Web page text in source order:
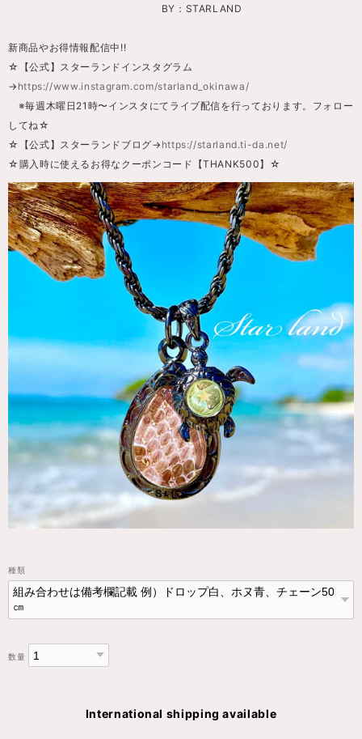
BY：STARLAND
新商品やお得情報配信中!!
☆【公式】スターランドインスタグラム
→ https://www.instagram.com/starland_okinawa/
※毎週木曜日21時〜インスタにてライブ配信を行っております。フォロー
してね☆
☆【公式】スターランドブログ→ https://starland.ti-da.net/
☆購入時に使えるお得なクーポンコード【THANK500】☆
種類
数量
International shipping available